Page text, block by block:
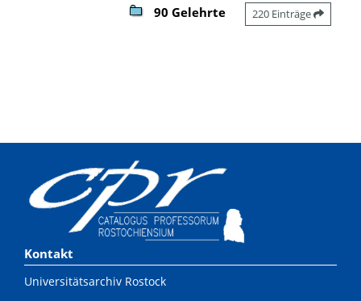
90 Gelehrte 220 Einträge
Kontakt
Universitätsarchiv Rostock